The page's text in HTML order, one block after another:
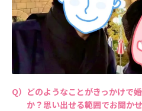
どのようなことがきっかけで
か？思い出せる範囲でお聞かせ